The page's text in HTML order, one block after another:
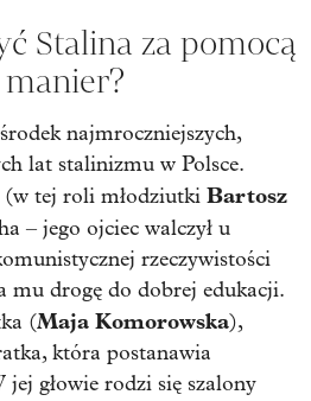
Stalina za pomocą
najmroczniejszych,
lat stalinizmu w Polsce.
tej roli młodziutki Bartosz
– jego ojciec walczył u
rzeczywistości
mu drogę do dobrej edukacji.
(Maja Komorowska),
która postanawia
jej głowie rodzi się szalony